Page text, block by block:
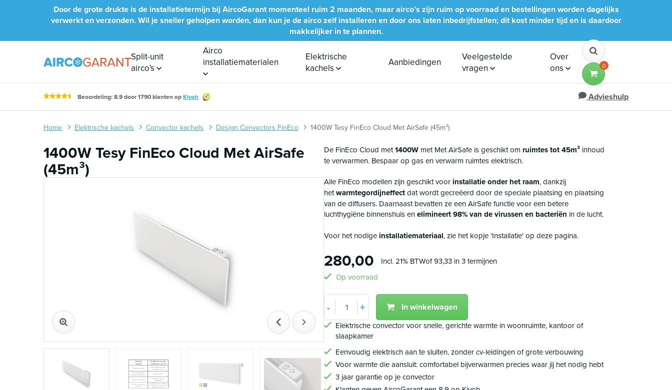
Door de grote drukte is de installatietermijn bij AircoGarant momenteel ruim 2 maanden, maar airco’s zijn ruim op voorraad en bestellingen worden dagelijks
verwerkt en verzonden. Wil je sneller geholpen worden, dan kun je de airco zelf installeren en door ons laten inbedrijfstellen; dit kost minder tijd en is daardoor
makkelijker in te plannen.
Split-unit
airco's
Airco
installatiematerialen
Elektrische
kachels
Aanbiedingen
Veelgestelde
vragen
Over
ons
0
Beoordeling: 8.9 door 1790 klanten opKiyoh Advieshulp
Home Elektrische kachels Convector kachels Design Convectors FinEco 1400W Tesy FinEco Cloud Met AirSafe (45m³)
1400W Tesy FinEco Cloud Met AirSafe
(45m³)
Vorige Volgende
De FinEco Cloud met1400W met Met AirSafe is geschikt om ruimtes tot 45m³ inhoud
te verwarmen. Bespaar op gas en verwarm ruimtes elektrisch.
Alle FinEco modellen zijn geschikt voorinstallatie onder het raam, dankzij
hetwarmtegordijneffectdat wordt gecreëerd door de speciale plaatsing en plaatsing
van de diffusers. Daarnaast bevatten ze een AirSafe functie voor een betere
luchthygiëne binnenshuis enelimineert 98% van de virussen en bacteriën in de lucht.
Voor het nodigeinstallatiemateriaal, zie het kopje 'Installatie' op deze pagina.
280,00 Incl. 21% BTWof 93,33 in 3 termijnen
Op voorraad
-
Min 1
Aantal
+
Plus 1
In winkelwagen
Elektrische convector voor snelle, gerichte warmte in woonruimte, kantoor of
slaapkamer
Eenvoudig elektrisch aan te sluiten, zonder cv-leidingen of grote verbouwing
Voor warmte die aansluit: comfortabel bijverwarmen precies waar jij het nodig hebt
3 jaar garantie op je convector